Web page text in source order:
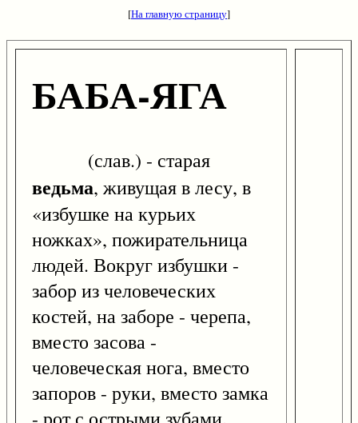
[На главную страницу]
БАБА-ЯГА
(слав.) - старая
ведьма, живущая в лесу, в
«избушке на курьих
ножках», пожирательница
людей. Вокруг избушки -
забор из человеческих
костей, на заборе - черепа,
вместо засова -
человеческая нога, вместо
запоров - руки, вместо замка